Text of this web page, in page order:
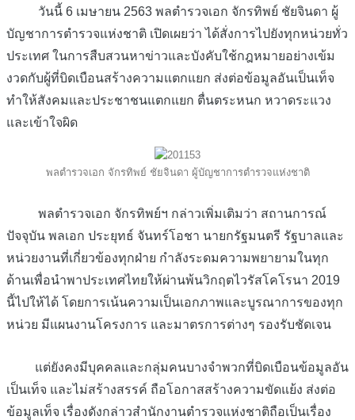
วันนี้ 6 เมษายน 2563 พลตำรวจเอก จักรทิพย์ ชัยจินดา ผู้
บัญชาการตำรวจแห่งชาติ เปิดเผยว่า ได้สั่งการไปยังทุกหน่วยทั่ว
ประเทศ ในการสืบสวนหาข่าวและบังคับใช้กฎหมายอย่างเข้ม
งวดกับผู้ที่บิดเบือนสร้างความแตกแยก ส่งต่อข้อมูลอันเป็นเท็จ
ทำให้สังคมและประชาชนแตกแยก ตื่นตระหนก หวาดระแวง
และเข้าใจผิด
พลตำรวจเอก จักรทิพย์ ชัยจินดา ผู้บัญชาการตำรวจแห่งชาติ
พลตำรวจเอก จักรทิพย์ฯ กล่าวเพิ่มเติมว่า สถานการณ์
ปัจจุบัน พลเอก ประยุทธ์ จันทร์โอชา นายกรัฐมนตรี รัฐบาลและ
หน่วยงานที่เกี่ยวข้องทุกฝ่าย กำลังระดมความพยายามในทุก
ด้านเพื่อนำพาประเทศไทยให้ผ่านพ้นวิกฤตไวรัสโคโรนา 2019
นี้ไปให้ได้ โดยการเน้นความเป็นเอกภาพและบูรณาการของทุก
หน่วย มีแผนงานโครงการ และมาตรการต่างๆ รองรับชัดเจน
แต่ยังคงมีบุคคลและกลุ่มคนบางจำพวกที่บิดเบือนข้อมูลอัน
เป็นเท็จ และไม่สร้างสรรค์ ถือโอกาสสร้างความขัดแย้ง ส่งต่อ
ข้อมูลเท็จ เรื่องดังกล่าวสำนักงานตำรวจแห่งชาติถือเป็นเรื่อง